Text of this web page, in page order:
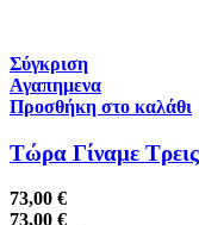
Σύγκριση
Αγαπημενα
Προσθήκη στο καλάθι
Τώρα Γίναμε
73,00 €
73,00 €